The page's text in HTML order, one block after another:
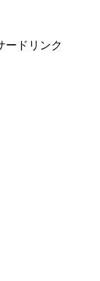
ードリンク